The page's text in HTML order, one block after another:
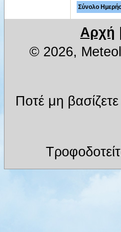
Σύνολο
Αρχή
© 2026,
Ποτέ μη